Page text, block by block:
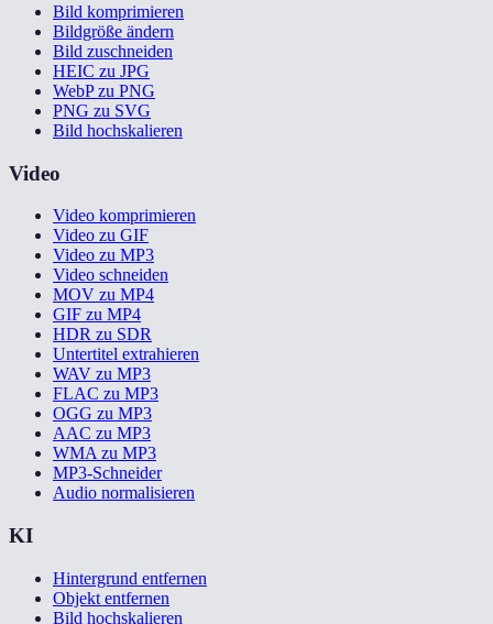
Bild komprimieren
Bildgröße ändern
Bild zuschneiden
HEIC zu JPG
WebP zu PNG
PNG zu SVG
Bild hochskalieren
Video
Video komprimieren
Video zu GIF
Video zu MP3
Video schneiden
MOV zu MP4
GIF zu MP4
HDR zu SDR
Untertitel extrahieren
WAV zu MP3
FLAC zu MP3
OGG zu MP3
AAC zu MP3
WMA zu MP3
MP3-Schneider
Audio normalisieren
KI
Hintergrund entfernen
Objekt entfernen
Bild hochskalieren